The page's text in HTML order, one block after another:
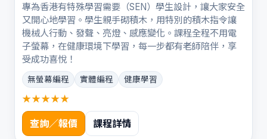
專為香港有特殊學習需要（SEN）學生設計，讓大家安全
又開心地學習。學生親手砌積木，用特別的積木指令讓
機械人行動、發聲、亮燈、感應變化。課程全程不用電
子螢幕，在健康環境下學習，每一步都有老師陪伴，享
受成功喜悅！
無螢幕編程 實體編程 健康學習
★★★★★
查詢／報價 課程詳情